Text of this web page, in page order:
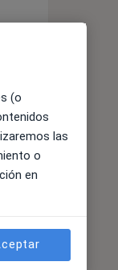
(o
las
o
en